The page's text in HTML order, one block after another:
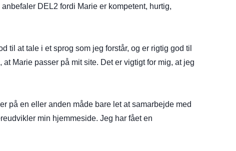
DEL2 fordi Marie er kompetent, hurtig,
til at tale i et sprog som jeg forstår, og er rigtig god til
Marie passer på mit site. Det er vigtigt for mig, at jeg
på en eller anden måde bare let at samarbejde med
min hjemmeside. Jeg har fået en